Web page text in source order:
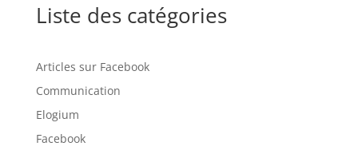
Liste des catégories
Articles sur Facebook
Communication
Elogium
Facebook